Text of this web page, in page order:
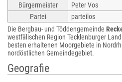
Bürgermeister
Peter Vos
Partei
parteilos
Die Bergbau- und Töddengemeinde
westfälischen Region Tecklenburger
besten erhaltenen Moorgebiete in
nordöstlichen Gemeindegebiet.
Geografie